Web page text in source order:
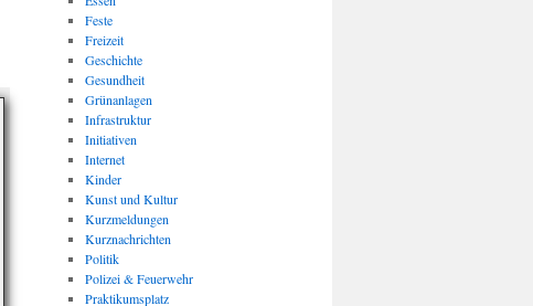
Feste
Freizeit
Geschichte
Gesundheit
Grünanlagen
Infrastruktur
Initiativen
Internet
Kinder
Kunst und Kultur
Kurzmeldungen
Kurznachrichten
Politik
Polizei & Feuerwehr
Praktikumsplatz